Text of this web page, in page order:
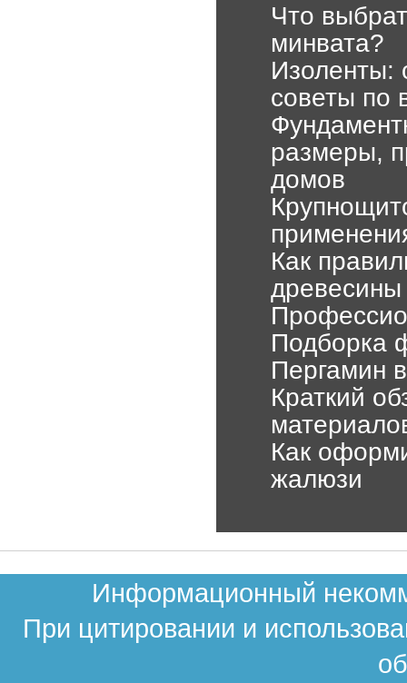
Что
минвата?
Изоленты:
советы по
размеры,
домов
Как
древесины
Подборка
Пергамин
Краткий
Как
жалюзи
Информационный
При цитировании и